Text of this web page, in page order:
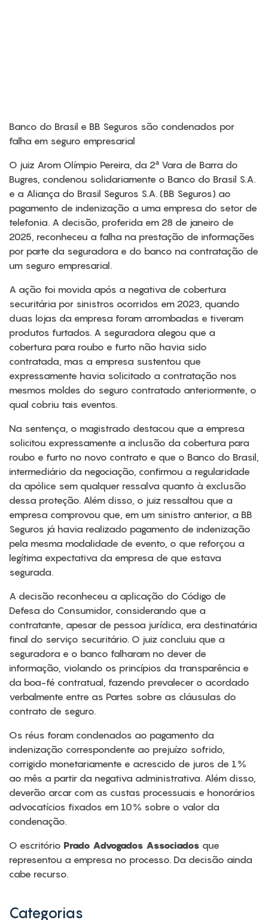
Banco do Brasil e BB Seguros são condenados por
falha em seguro empresarial
O juiz Arom Olímpio Pereira, da 2ª Vara de Barra do
Bugres, condenou solidariamente o Banco do Brasil S.A.
e a Aliança do Brasil Seguros S.A. (BB Seguros) ao
pagamento de indenização a uma empresa do setor de
telefonia. A decisão, proferida em 28 de janeiro de
2025, reconheceu a falha na prestação de informações
por parte da seguradora e do banco na contratação de
um seguro empresarial.
A ação foi movida após a negativa de cobertura
securitária por sinistros ocorridos em 2023, quando
duas lojas da empresa foram arrombadas e tiveram
produtos furtados. A seguradora alegou que a
cobertura para roubo e furto não havia sido
contratada, mas a empresa sustentou que
expressamente havia solicitado a contratação nos
mesmos moldes do seguro contratado anteriormente, o
qual cobriu tais eventos.
Na sentença, o magistrado destacou que a empresa
solicitou expressamente a inclusão da cobertura para
roubo e furto no novo contrato e que o Banco do Brasil,
intermediário da negociação, confirmou a regularidade
da apólice sem qualquer ressalva quanto à exclusão
dessa proteção. Além disso, o juiz ressaltou que a
empresa comprovou que, em um sinistro anterior, a BB
Seguros já havia realizado pagamento de indenização
pela mesma modalidade de evento, o que reforçou a
legítima expectativa da empresa de que estava
segurada.
A decisão reconheceu a aplicação do Código de
Defesa do Consumidor, considerando que a
contratante, apesar de pessoa jurídica, era destinatária
final do serviço securitário. O juiz concluiu que a
seguradora e o banco falharam no dever de
informação, violando os princípios da transparência e
da boa-fé contratual, fazendo prevalecer o acordado
verbalmente entre as Partes sobre as cláusulas do
contrato de seguro.
Os réus foram condenados ao pagamento da
indenização correspondente ao prejuízo sofrido,
corrigido monetariamente e acrescido de juros de 1%
ao mês a partir da negativa administrativa. Além disso,
deverão arcar com as custas processuais e honorários
advocatícios fixados em 10% sobre o valor da
condenação.
O escritório Prado Advogados Associados que
representou a empresa no processo. Da decisão ainda
cabe recurso.
Categorias